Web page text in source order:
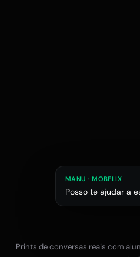
Júlia L.
Prints de conversas reais com
12x R$47
MANU · MOBFLIX
Posso te ajudar a
Falar